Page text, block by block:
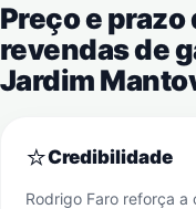
Preço e
revendas de
Jardim
⭐Credibilidade
Rodrigo Faro reforça a